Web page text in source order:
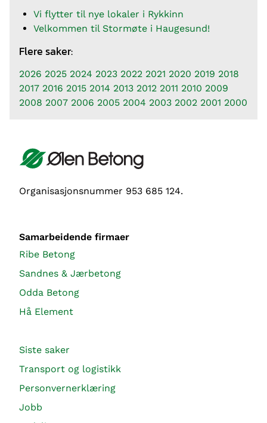
Vi flytter til nye lokaler i Rykkinn
Velkommen til Stormøte i Haugesund!
Flere saker:
2026 2025 2024 2023 2022 2021 2020 2019 2018
2017 2016 2015 2014 2013 2012 2011 2010 2009
2008 2007 2006 2005 2004 2003 2002 2001 2000
Organisasjonsnummer 953 685 124.
Samarbeidende firmaer
Ribe Betong
Sandnes & Jærbetong
Odda Betong
Hå Element
Siste saker
Transport og logistikk
Personvernerklæring
Jobb